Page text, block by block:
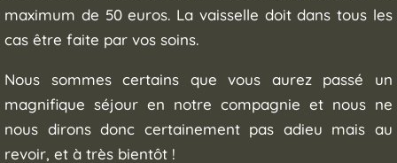
maximum de 50 euros. La vaisselle doit dans tous les
cas être faite par vos soins.
Nous sommes certains que vous aurez passé un
magnifique séjour en notre compagnie et nous ne
nous dirons donc certainement pas adieu mais au
revoir, et à très bientôt !